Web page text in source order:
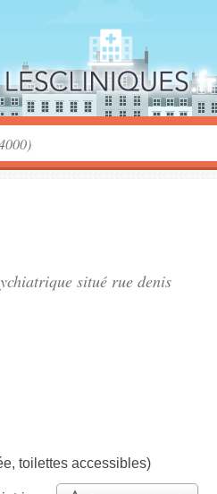
situé rue denis
toilettes accessibles)